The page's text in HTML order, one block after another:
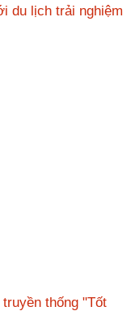
du lịch trải nghiệm
thống "Tốt